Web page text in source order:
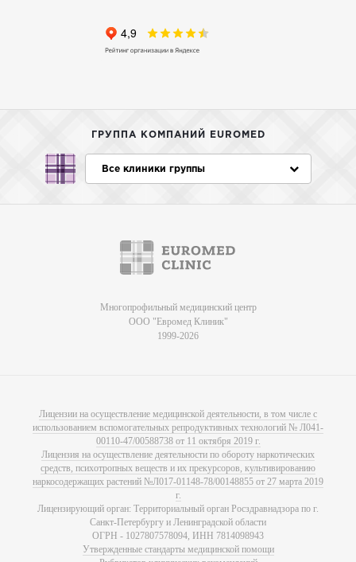
ГРУППА КОМПАНИЙ EUROMED
Все клиники группы
Многопрофильный медицинский центр
ООО "Евромед Клиник"
1999-2026
Лицензии на осуществление медицинской деятельности, в том числе с
использованием вспомогательных репродуктивных технологий № Л041-
00110-47/00588738 от 11 октября 2019 г.
Лицензия на осуществление деятельности по обороту наркотических
средств, психотропных веществ и их прекурсоров, культивированию
наркосодержащих растений №Л017-01148-78/00148855 от 27 марта 2019
г.
Лицензирующий орган: Территориальный орган Росздравнадзора по г.
Санкт-Петербургу и Ленинградской области
ОГРН - 1027807578094, ИНН 7814098943
Утвержденные стандарты медицинской помощи